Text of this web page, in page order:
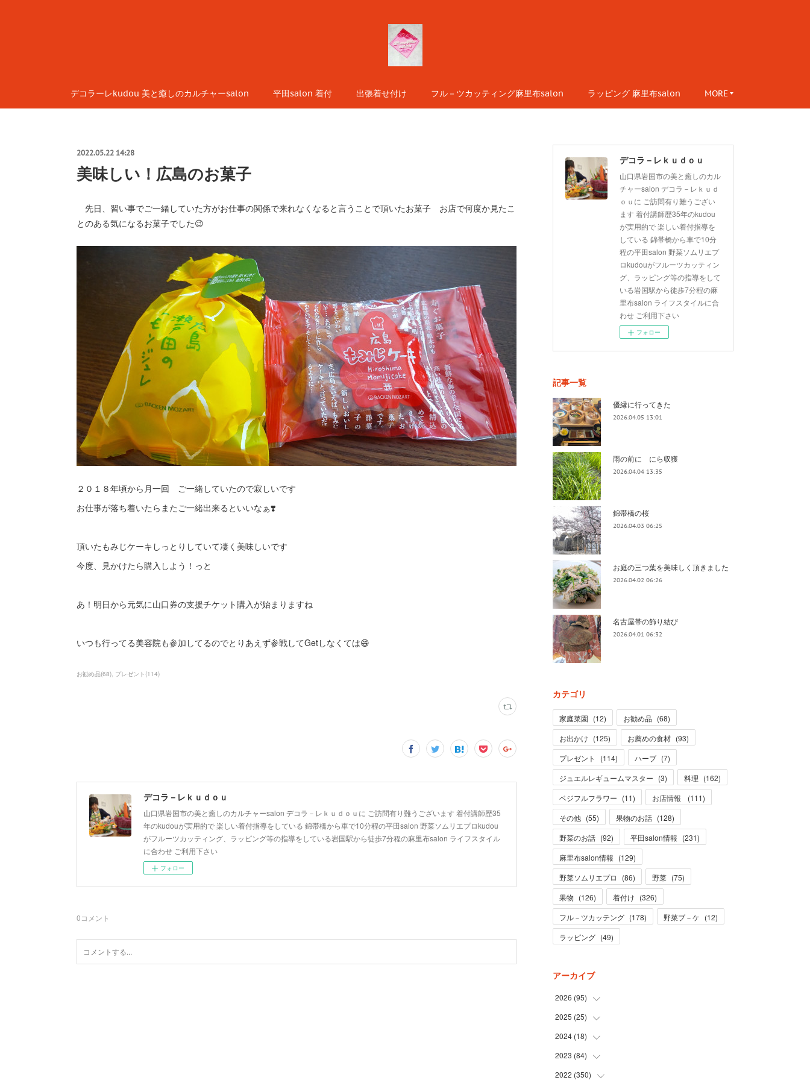
デコラーレkudou 美と癒しのカルチャーsalon 平田salon 着付 出張着せ付け フル－ツカッティング麻里布salon ラッピング 麻里布salon MORE
2022.05.22 14:28
美味しい！広島のお菓子
先日、習い事でご一緒していた方がお仕事の関係で来れなくなると言うことで頂いたお菓子 お店で何度か見たこ
とのある気になるお菓子でした😉
２０１８年頃から月一回 ご一緒していたので寂しいです
お仕事が落ち着いたらまたご一緒出来るといいなぁ❣️
頂いたもみじケーキしっとりしていて凄く美味しいです
今度、見かけたら購入しよう！っと
あ！明日から元気に山口券の支援チケット購入が始まりますね
いつも行ってる美容院も参加してるのでとりあえず参戦してGetしなくては😄
お勧め品(68) プレゼント (114)
デコラ－レｋｕｄｏｕ
山口県岩国市の美と癒しのカルチャーsalon デコラ－レｋｕｄｏｕに ご訪問有り難うございます 着付講師歴35
年のkudouが実用的で 楽しい着付指導をしている 錦帯橋から車で10分程の平田salon 野菜ソムリエプロkudou
がフルーツカッティング、ラッピング等の指導をしている岩国駅から徒歩7分程の麻里布salon ライフスタイル
に合わせ ご利用下さい
フォロー
0コメント
デコラ－レｋｕｄｏｕ
山口県岩国市の美と癒しのカル
チャーsalon デコラ－レｋｕｄ
ｏｕに ご訪問有り難うござい
ます 着付講師歴35年のkudou
が実用的で 楽しい着付指導を
している 錦帯橋から車で10分
程の平田salon 野菜ソムリエプ
ロkudouがフルーツカッティン
グ、ラッピング等の指導をして
いる岩国駅から徒歩7分程の麻
里布salon ライフスタイルに合
わせ ご利用下さい
フォロー
記事一覧
優縁に行ってきた
2026.04.05 13:01
雨の前に にら収獲
2026.04.04 13:35
錦帯橋の桜
2026.04.03 06:25
お庭の三つ葉を美味しく頂きました
2026.04.02 06:26
名古屋帯の飾り結び
2026.04.01 06:32
カテゴリ
家庭菜園 (12) お勧め品 (68)
お出かけ (125) お薦めの食材 (93)
プレゼント
(114) ハーブ (7)
ジュエルレギュームマスター (3) 料理 (162)
ベジフルフラワー (11) お店情報 (111)
その他 (55) 果物のお話 (128)
野菜のお話 (92) 平田salon情報 (231)
麻里布salon情報 (129)
野菜ソムリエプロ
(86) 野菜 (75)
果物 (126) 着付け (326)
フル－ツカッテング (178) 野菜ブ－ケ (12)
ラッピング (49)
アーカイブ
2026 (95)
(5
(31
)
(28
)
(31
2025 (25)
(3
(19
)
(1)
2024 (18)
(1
(12
2023 (84)
(1)
2022 (350)